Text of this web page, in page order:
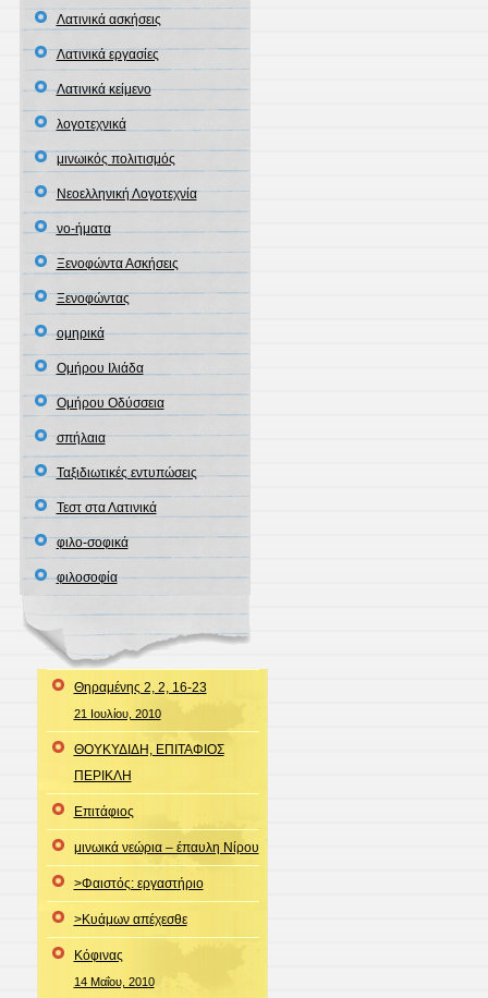
Λατινικά ασκήσεις
Λατινικά εργασίες
Λατινικά κείμενο
λογοτεχνικά
μινωικός πολιτισμός
Νεοελληνική Λογοτεχνία
νο-ήματα
Ξενοφώντα Ασκήσεις
Ξενοφώντας
ομηρικά
Ομήρου Ιλιάδα
Ομήρου Οδύσσεια
σπήλαια
Ταξιδιωτικές εντυπώσεις
Τεστ στα Λατινικά
φιλο-σοφικά
φιλοσοφία
Θηραμένης 2, 2, 16-23
21 Ιουλίου, 2010
ΘΟΥΚΥΔΙΔΗ, ΕΠΙΤΑΦΙΟΣ
ΠΕΡΙΚΛΗ
Επιτάφιος
μινωικά νεώρια – έπαυλη Νίρου
>Φαιστός: εργαστήριο
>Κυάμων απέχεσθε
Κόφινας
14 Μαΐου, 2010